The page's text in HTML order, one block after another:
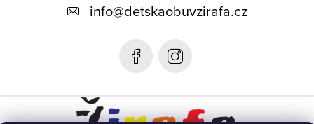
info@detskaobuvzirafa.cz